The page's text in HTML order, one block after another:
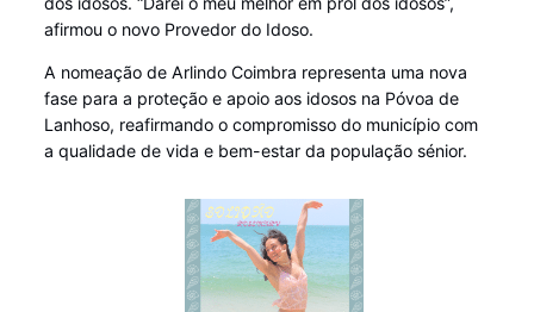
afirmou o novo Provedor do Idoso.
A nomeação de Arlindo Coimbra representa uma nova
fase para a proteção e apoio aos idosos na Póvoa de
Lanhoso, reafirmando o compromisso do município com
a qualidade de vida e bem-estar da população sénior.